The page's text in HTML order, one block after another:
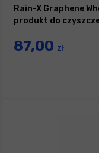
Rain-X Graphene
produkt do
87,00 zł